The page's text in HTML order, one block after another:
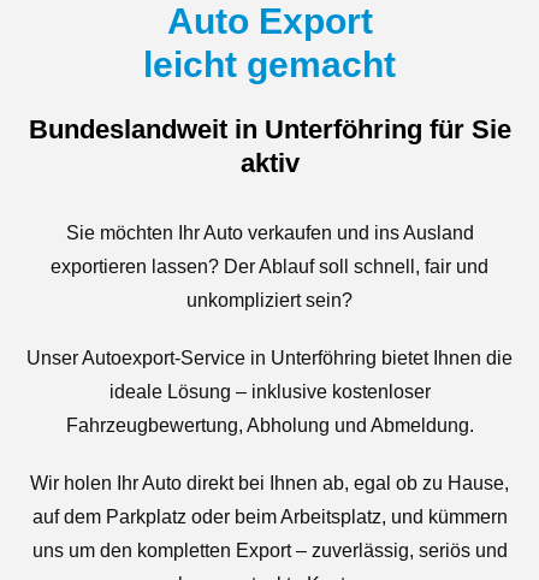
Auto Export
leicht gemacht
Bundeslandweit in Unterföhring für Sie
aktiv
Sie möchten Ihr Auto verkaufen und ins Ausland
exportieren lassen? Der Ablauf soll schnell, fair und
unkompliziert sein?
Unser Autoexport-Service in Unterföhring bietet Ihnen die
ideale Lösung – inklusive kostenloser
Fahrzeugbewertung, Abholung und Abmeldung.
Wir holen Ihr Auto direkt bei Ihnen ab, egal ob zu Hause,
auf dem Parkplatz oder beim Arbeitsplatz, und kümmern
uns um den kompletten Export – zuverlässig, seriös und